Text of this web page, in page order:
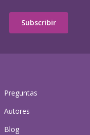
Preguntas
Autores
Blog
Subscribir